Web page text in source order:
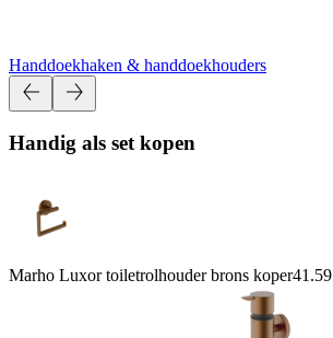
Handdoekhaken & handdoekhouders
Handig als set kopen
Marho Luxor toiletrolhouder brons koper41.59